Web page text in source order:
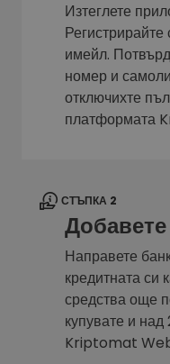
Изтеглете
имейл.
номер и
отключихте
платформата
СТЪПКА 2
Добавете
Направете
кредитната си
средства още
купувате и
Kriptomat